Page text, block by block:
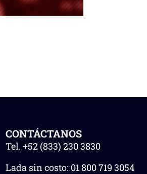
CONTÁCTANOS
Tel.+52 (833) 230 3830
Lada sin costo: 01 800 719 3054